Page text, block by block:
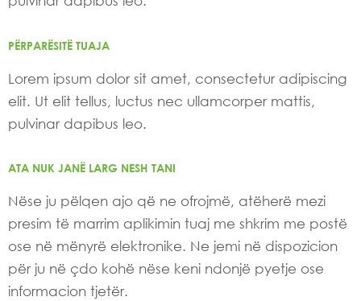
PËRPARËSITË TUAJA
Lorem ipsum dolor sit amet, consectetur adipiscing
elit. Ut elit tellus, luctus nec ullamcorper mattis,
pulvinar dapibus leo.
ATA NUK JANË LARG NESH TANI
Nëse ju pëlqen ajo që ne ofrojmë, atëherë mezi
presim të marrim aplikimin tuaj me shkrim me postë
ose në mënyrë elektronike. Ne jemi në dispozicion
për ju në çdo kohë nëse keni ndonjë pyetje ose
informacion tjetër.